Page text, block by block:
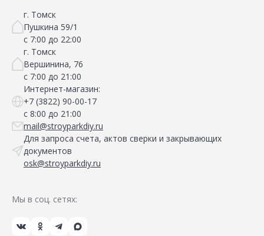
г. Томск
Пушкина 59/1
с 7:00 до 22:00
г. Томск
Вершинина, 76
с 7:00 до 21:00
Интернет-магазин:
+7 (3822) 90-00-17
с 8:00 до 21:00
mail@stroyparkdiy.ru
Для запроса счета, актов сверки и закрывающих
документов
osk@stroyparkdiy.ru
Мы в соц. сетях: